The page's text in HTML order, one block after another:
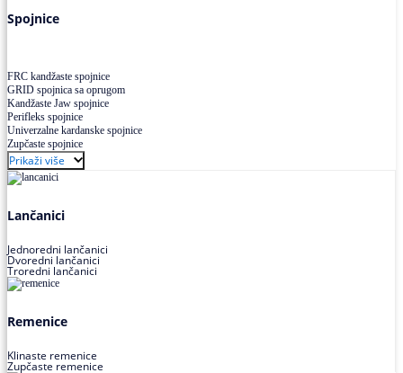
Spojnice
FRC kandžaste spojnice
GRID spojnica sa oprugom
Kandžaste Jaw spojnice
Perifleks spojnice
Univerzalne kardanske spojnice
Zupčaste spojnice
Prikaži više
Lančanici
Jednoredni lančanici
Dvoredni lančanici
Troredni lančanici
Remenice
Klinaste remenice
Zupčaste remenice